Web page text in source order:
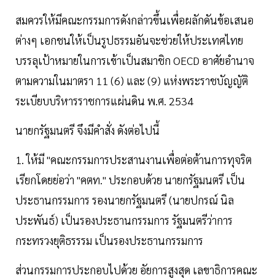
สมควรให้มีคณะกรรมการดังกล่าวขึ้นเพื่อผลักดันข้อเสนอ
ต่างๆ เอกชนให้เป็นรูปธรรมอันจะช่วยให้ประเทศไทย
บรรลุเป้าหมายในการเข้าเป็นสมาชิก OECD อาศัยอำนาจ
ตามความในมาตรา 11 (6) และ (9) แห่งพระราชบัญญัติ
ระเบียบบริหารราชการแผ่นดิน พ.ศ. 2534
นายกรัฐมนตรี จึงมีคำสั่ง ดังต่อไปนี้
1. ให้มี "คณะกรรมการประสานงานเพื่อต่อต้านการทุจริต
เรียกโดยย่อว่า "คตท." ประกอบด้วย นายกรัฐมนตรี เป็น
ประธานกรรมการ รองนายกรัฐมนตรี (นายปกรณ์ นิล
ประพันธ์) เป็นรองประธานกรรมการ รัฐมนตรีว่าการ
กระทรวงยุติธรรรม เป็นรองประธานกรรมการ
ส่วนกรรมการประกอบไปด้วย อัยการสูงสุด เลขาธิการคณะ